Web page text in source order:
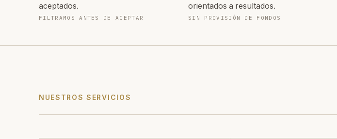
aceptados.
FILTRAMOS ANTES DE ACEPTAR
orientados a resultados.
SIN PROVISIÓN DE FONDOS
NUESTROS SERVICIOS